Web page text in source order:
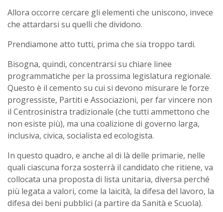
Allora occorre cercare gli elementi che uniscono, invece
che attardarsi su quelli che dividono.
Prendiamone atto tutti, prima che sia troppo tardi.
Bisogna, quindi, concentrarsi su chiare linee
programmatiche per la prossima legislatura regionale.
Questo è il cemento su cui si devono misurare le forze
progressiste, Partiti e Associazioni, per far vincere non
il Centrosinistra tradizionale (che tutti ammettono che
non esiste più), ma una coalizione di governo larga,
inclusiva, civica, socialista ed ecologista.
In questo quadro, e anche al di là delle primarie, nelle
quali ciascuna forza sosterrà il candidato che ritiene, va
collocata una proposta di lista unitaria, diversa perché
più legata a valori, come la laicità, la difesa del lavoro, la
difesa dei beni pubblici (a partire da Sanità e Scuola).